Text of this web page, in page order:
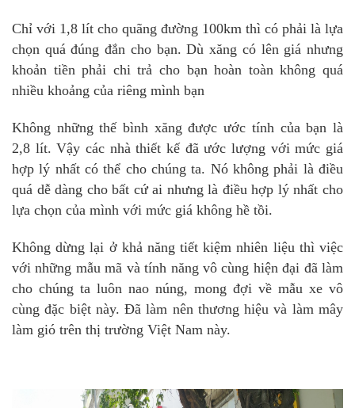
Chỉ với 1,8 lít cho quãng đường 100km thì có phải là lựa
chọn quá đúng đắn cho bạn. Dù xăng có lên giá nhưng
khoản tiền phải chi trả cho bạn hoàn toàn không quá
nhiều khoảng của riêng mình bạn
Không những thế bình xăng được ước tính của bạn là
2,8 lít. Vậy các nhà thiết kế đã ước lượng với mức giá
hợp lý nhất có thể cho chúng ta. Nó không phải là điều
quá dễ dàng cho bất cứ ai nhưng là điều hợp lý nhất cho
lựa chọn của mình với mức giá không hề tồi.
Không dừng lại ở khả năng tiết kiệm nhiên liệu thì việc
với những mẫu mã và tính năng vô cùng hiện đại đã làm
cho chúng ta luôn nao núng, mong đợi về mẫu xe vô
cùng đặc biệt này. Đã làm nên thương hiệu và làm mây
làm gió trên thị trường Việt Nam này.